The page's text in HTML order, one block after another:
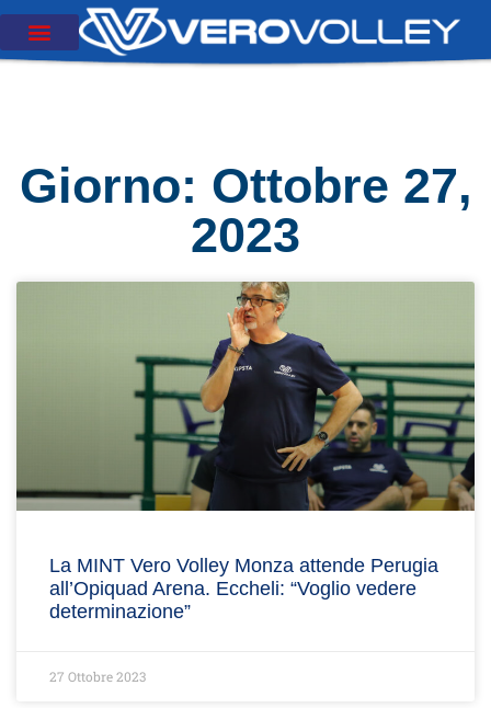
Giorno: Ottobre 27,
2023
La MINT Vero Volley Monza attende Perugia
all’Opiquad Arena. Eccheli: “Voglio vedere
determinazione”
27 Ottobre 2023